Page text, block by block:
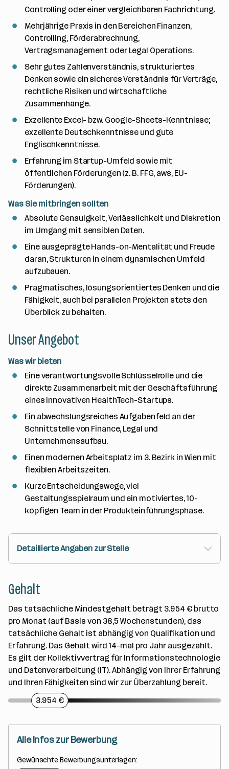
Controlling oder einer vergleichbaren Fachrichtung.
Mehrjährige Praxis in den Bereichen Finanzen,
Controlling, Förderabrechnung,
Vertragsmanagement oder Legal Operations.
Sehr gutes Zahlenverständnis, strukturiertes
Denken sowie ein sicheres Verständnis für Verträge,
rechtliche Risiken und wirtschaftliche
Zusammenhänge.
Exzellente Excel- bzw. Google-Sheets-Kenntnisse;
exzellente Deutschkenntnisse und gute
Englischkenntnisse.
Erfahrung im Startup-Umfeld sowie mit
öffentlichen Förderungen (z. B. FFG, aws, EU-
Förderungen).
Was Sie mitbringen sollten
Absolute Genauigkeit, Verlässlichkeit und Diskretion
im Umgang mit sensiblen Daten.
Eine ausgeprägte Hands-on-Mentalität und Freude
daran, Strukturen in einem dynamischen Umfeld
aufzubauen.
Pragmatisches, lösungsorientiertes Denken und die
Fähigkeit, auch bei parallelen Projekten stets den
Überblick zu behalten.
Unser Angebot
Was wir bieten
Eine verantwortungsvolle Schlüsselrolle und die
direkte Zusammenarbeit mit der Geschäftsführung
eines innovativen HealthTech-Startups.
Ein abwechslungsreiches Aufgabenfeld an der
Schnittstelle von Finance, Legal und
Unternehmensaufbau.
Einen modernen Arbeitsplatz im 3. Bezirk in Wien mit
flexiblen Arbeitszeiten.
Kurze Entscheidungswege, viel
Gestaltungsspielraum und ein motiviertes, 10-
köpfigen Team in der Produkteinführungsphase.
Detaillierte Angaben zur Stelle
Gehalt
Das tatsächliche Mindestgehalt beträgt 3.954 € brutto
pro Monat (auf Basis von 38,5 Wochenstunden), das
tatsächliche Gehalt ist abhängig von Qualifikation und
Erfahrung. Das Gehalt wird 14-mal pro Jahr ausgezahlt.
Es gilt der Kollektivvertrag für Informationstechnologie
und Datenverarbeitung (IT). Abhängig von Ihrer Erfahrung
und Ihren Fähigkeiten sind wir zur Überzahlung bereit.
3.954 €
Alle Infos zur Bewerbung
Gewünschte Bewerbungsunterlagen: